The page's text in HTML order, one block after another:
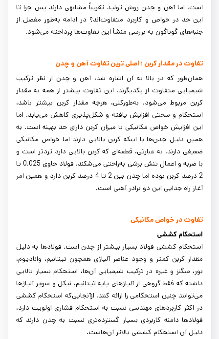
است. اما آهن و چدن روش تولید تقریباً مشابهی دارند پس چرا تا
این حد در خواص و کاربرد متفاوت‌اند؟ در ادامه به‌طور مفصل از
جنبه‌های گوناگون به بررسی منشأ این تفاوت‌ها پرداخته می‌شود.
تفاوت در مقدار کربن ؛ اصلی ‌ترین تفاوت آهن و چدن
همان‌طور که در بالا به آن اشاره شد، آهن و چدن از نظر ترکیب
شیمیایی متفاوت از یکدیگرند. این تفاوت بیشتر از همه به مقدار
کربن مربوط می‌شود. به‌طورکلی، هرچه مقدار کربن بیشتر باشد،
استحکام و سختی افزایش یافته و شکل‌پذیری کاهش می‌یابد. اما
این افزایش خواص مکانیکی با میزان کربن دارای حد بهینه است. به
همین دلیل چدن‌ها با اینکه کربن بالایی دارند اما خواص مکانیکی
ضعیفی دارند. به عبارتی، قطعه‌ای که کربن بالایی دارد تردتر است و
با ضربه و اعمال تنش برشی به‌راحتی می‌شکند. فولاد حاوی 0.025 تا
2 درصد کربن بوده اما چدن بین 2 تا 4 درصد کربن دارد و همین امر
آغاز راه جدایی این دو برادر آهنی است.
تفاوت در خواص مکانیکی
استحکام کششی
استحکام کششی فولاد بسیار بیشتر از چدن است. فولادها به دلیل
مقدار کربن کمتر و وجود عناصر آلیاژی همچون تیتانیم، وانادیوم،
بور، منگنز و غیره در ترکیب شیمیایی آن‌ها، استحکام بسیار بالایی
داشته که فقط گروهی از آلیاژهای پایه تیتانیم، نیکل و سوپر آلیاژها
می‌توانند چنین استحکامی را ارائه کنند. ازآنجایی‌که استحکام کششی
در اکثر کاربردهای مهندسی نسبت به استحکام فشاری اولویت دارد،
فولادها دامنه کاربردی بسیار گسترده‌تری نسبت به چدن دارند که
دلیل آن استحکام کششی بالاتر آن‌هاست.